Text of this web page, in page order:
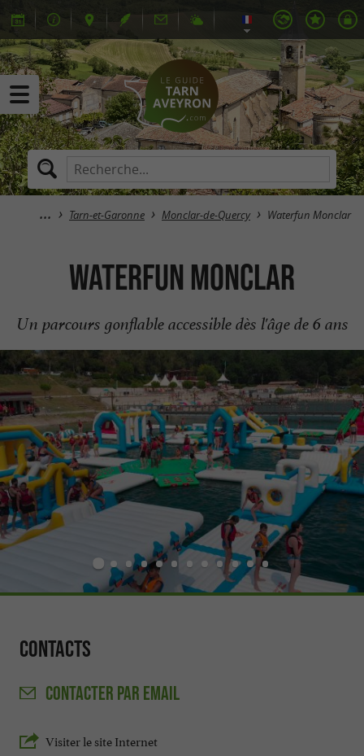
Tarn-et-Garonne Monclar-de-Quercy Waterfun Monclar
Waterfun Monclar
Un parcours gonflable accessible dès l'âge de 6 ans
Contacts
CONTACTER PAR EMAIL
Visiter le site Internet